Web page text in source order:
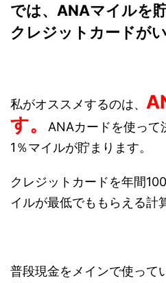
では、ANAマイルを
クレジットカードが
私がオススメするのは、
す。
ANAカードを使って
1％マイルが貯まります。
クレジットカードを年間
イルが最低でももらえる計
普段現金をメインで使って